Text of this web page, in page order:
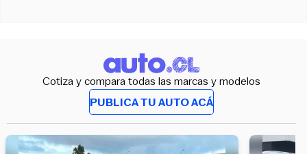
Cotiza y compara todas las marcas y modelos
PUBLICA TU AUTO ACÁ